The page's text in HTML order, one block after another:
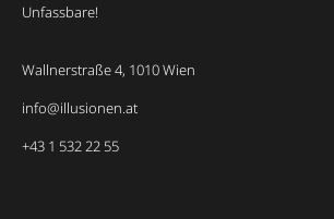
Unfassbare!
Wallnerstraße 4, 1010 Wien
info@illusionen.at
+43 1 532 22 55